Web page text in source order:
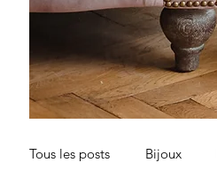
Tous les posts Bijoux